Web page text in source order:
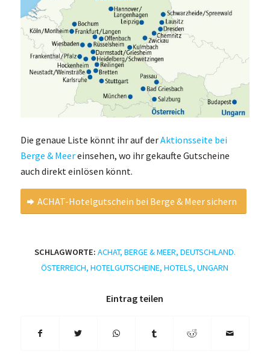
Die genaue Liste könnt ihr auf derAktionsseite bei
Berge & Meereinsehen, wo ihr gekaufte Gutscheine
auch direkt einlösen könnt.
ACHAT-Hotelgutschein bei Berge & Meer sichern
SCHLAGWORTE: ACHAT, BERGE & MEER, DEUTSCHLAND.
ÖSTERREICH,HOTELGUTSCHEINE,HOTELS,UNGARN
Eintrag teilen